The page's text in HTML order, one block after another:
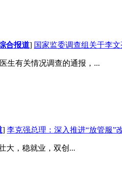
合报道] 国家监委调查组关于李
生有关情况调查的通报，...
] 李克强总理：深入推进“放管服”
大，稳就业，双创...